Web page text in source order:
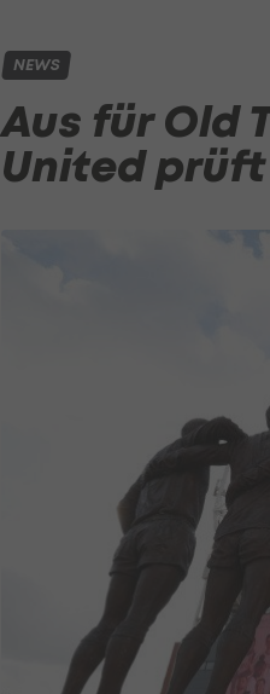
NEWS
Aus für Old
United